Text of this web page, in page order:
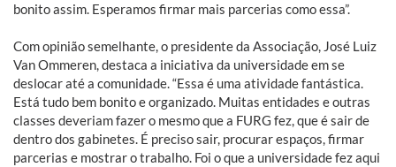
bonito assim. Esperamos firmar mais parcerias como essa”.
Com opinião semelhante, o presidente da Associação, José Luiz
Van Ommeren, destaca a iniciativa da universidade em se
deslocar até a comunidade. “Essa é uma atividade fantástica.
Está tudo bem bonito e organizado. Muitas entidades e outras
classes deveriam fazer o mesmo que a FURG fez, que é sair de
dentro dos gabinetes. É preciso sair, procurar espaços, firmar
parcerias e mostrar o trabalho. Foi o que a universidade fez aqui